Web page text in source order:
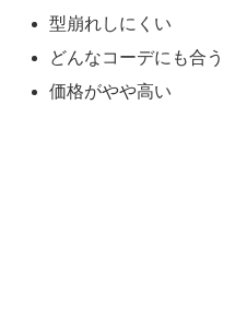
型崩れしにくい
どんなコーデにも合う
価格がやや高い